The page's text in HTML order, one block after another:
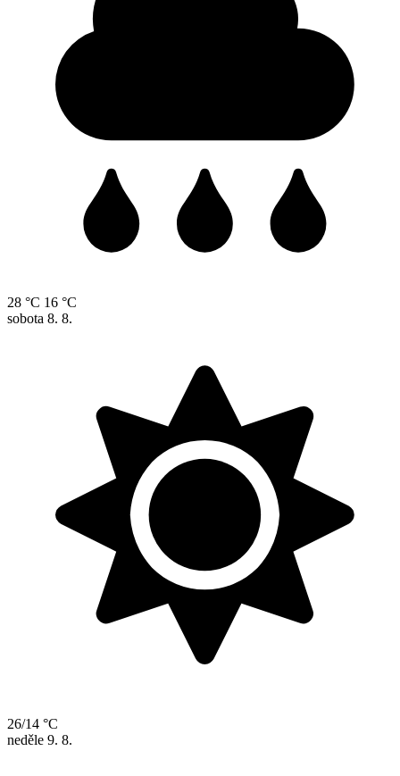
28 °C 16 °C
sobota 8. 8.
26/14 °C
neděle 9. 8.